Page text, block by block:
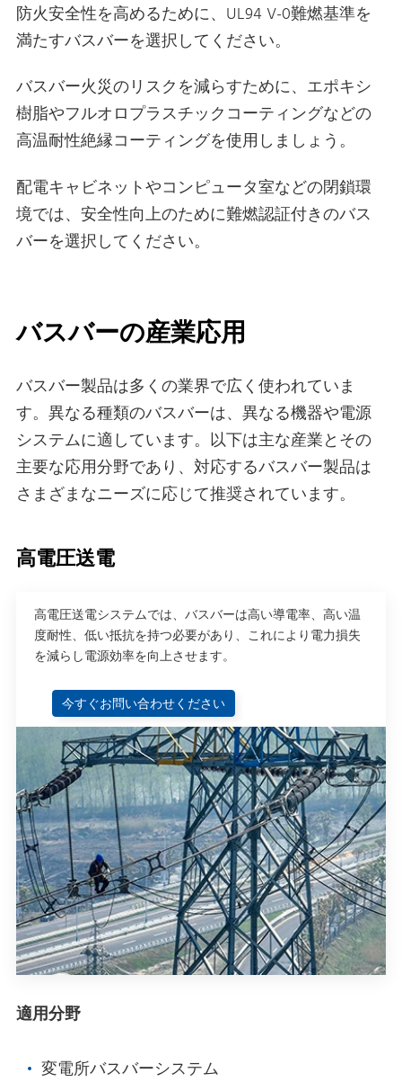
防火安全性を高めるために、UL94 V-0難燃基準を
満たすバスバーを選択してください。
バスバー火災のリスクを減らすために、エポキシ
樹脂やフルオロプラスチックコーティングなどの
高温耐性絶縁コーティングを使用しましょう。
配電キャビネットやコンピュータ室などの閉鎖環
境では、安全性向上のために難燃認証付きのバス
バーを選択してください。
バスバーの産業応用
バスバー製品は多くの業界で広く使われていま
す。異なる種類のバスバーは、異なる機器や電源
システムに適しています。以下は主な産業とその
主要な応用分野であり、対応するバスバー製品は
さまざまなニーズに応じて推奨されています。
高電圧送電
高電圧送電システムでは、バスバーは高い導電率、高い温
度耐性、低い抵抗を持つ必要があり、これにより電力損失
を減らし電源効率を向上させます。
今すぐお問い合わせください
適用分野
変電所バスバーシステム